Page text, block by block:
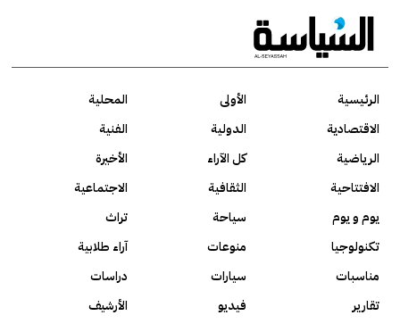
الرئيسية الأولى
المحلية
الاقتصادية
الدولية
الفنية
الرياضية
كل الآراء
الأخيرة
الافتتاحية
الثقافية
الاجتماعية
يوم و يوم
سياحة
تراث
تكنولوجيا
منوعات
آراء طلابية
مناسبات
سيارات
دراسات
تقارير
فيديو الأرشيف